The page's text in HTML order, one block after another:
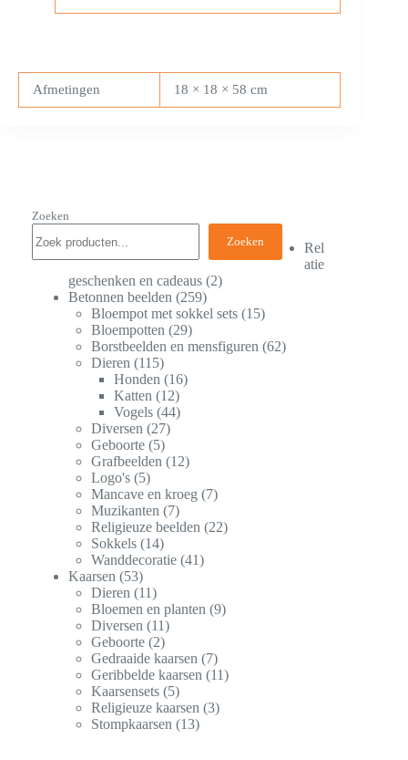
Afmetingen 18 × 18 × 58 cm
Zoeken
Zoeken
Rel
atie
geschenken en cadeaus 2
Betonnen beelden
259
Bloempot met sokkel sets 15
Bloempotten
29
Borstbeelden en mensfiguren 62
Dieren
115
Honden
16
Katten
12
Vogels 44
Diversen
27
Geboorte 5
Grafbeelden
12
Logo's 5
Mancave en kroeg
7
Muzikanten
7
Religieuze beelden
22
Sokkels 14
Wanddecoratie 41
Kaarsen
53
Dieren
11
Bloemen en planten 9
Diversen
11
Geboorte 2
Gedraaide kaarsen
7
Geribbelde kaarsen
11
Kaarsensets 5
Religieuze kaarsen 3
Stompkaarsen
13